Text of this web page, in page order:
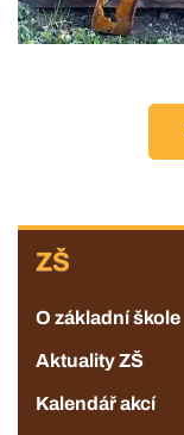
ZŠ
O základní škole
Aktuality ZŠ
Kalendář akcí